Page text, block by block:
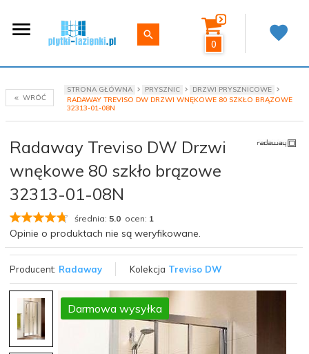
0
WRÓĆ
STRONA GŁÓWNA PRYSZNIC
DRZWI PRYSZNICOWE
RADAWAY TREVISO DW DRZWI WNĘKOWE 80 SZKŁO BRĄZOWE
32313-01-08N
Producent: Radaway Kolekcja Treviso DW
Darmowa wysyłka
Radaway Treviso DW Drzwi
wnękowe 80 szkło brązowe
32313-01-08N
średnia: 5.0 ocen: 1
Opinie o produktach nie są weryfikowane.